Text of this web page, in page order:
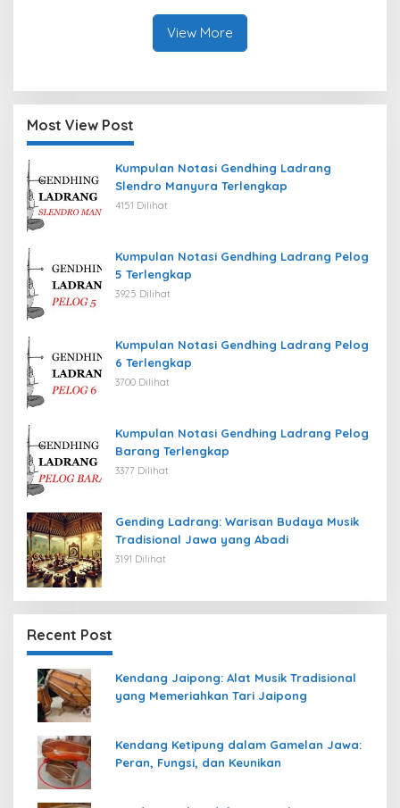
View More
Most View Post
Kumpulan Notasi Gendhing Ladrang
Slendro Manyura Terlengkap
4151 Dilihat
Kumpulan Notasi Gendhing Ladrang Pelog
5 Terlengkap
3925 Dilihat
Kumpulan Notasi Gendhing Ladrang Pelog
6 Terlengkap
3700 Dilihat
Kumpulan Notasi Gendhing Ladrang Pelog
Barang Terlengkap
3377 Dilihat
Gending Ladrang: Warisan Budaya Musik
Tradisional Jawa yang Abadi
3191 Dilihat
Recent Post
Kendang Jaipong: Alat Musik Tradisional
yang Memeriahkan Tari Jaipong
Kendang Ketipung dalam Gamelan Jawa:
Peran, Fungsi, dan Keunikan